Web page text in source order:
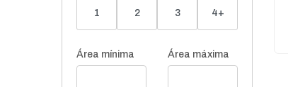
1 2 3 4+
Área mínima Área máxima